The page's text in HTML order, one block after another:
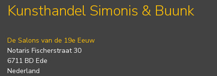
Kunsthandel Simonis & Buunk
De Salons van de 19e Eeuw
Notaris Fischerstraat 30
6711 BD Ede
Nederland